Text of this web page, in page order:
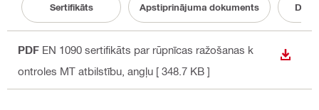
Sertifikāts Apstiprinājuma dokuments
PDF EN 1090 sertifikāts par rūpnīcas ražošanas k
ontroles MT atbilstību , angļu [ 348.7 KB ]